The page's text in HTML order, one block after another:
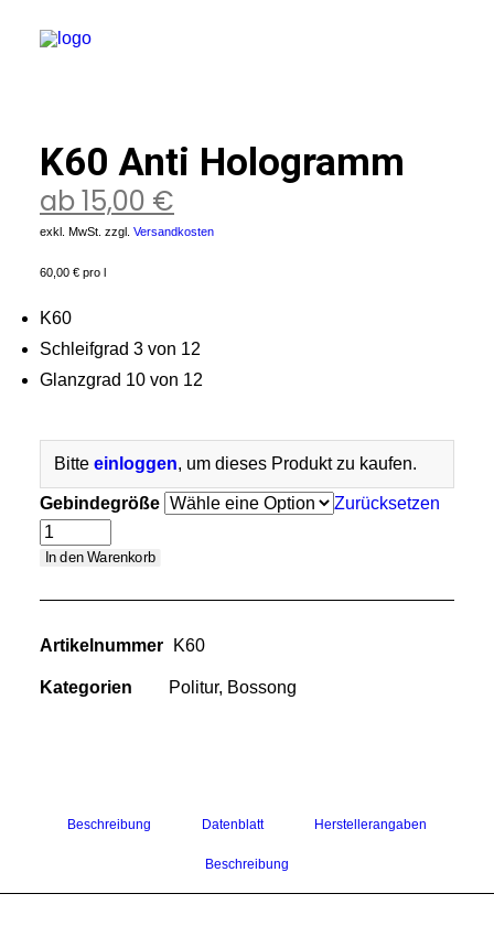
Concepts
Maschinen
Außen
Innen
K60 Anti Hologramm
ab15,00 €
exkl. MwSt. zzgl. Versandkosten
60,00 € pro l
K60
Schleifgrad 3 von 12
Glanzgrad 10 von 12
Bitte einloggen, um dieses Produkt zu kaufen.
Gebindegröße Zurücksetzen
K60
Menge
In den Warenkorb
Artikelnummer K60
Kategorien Politur, Bossong
Beschreibung Datenblatt Herstellerangaben
Beschreibung